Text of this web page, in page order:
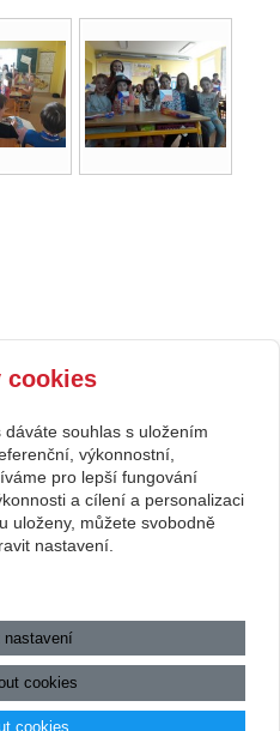
okres Uherské Hradiště, příspěvková
a
klasickou verzi
|GDPR|
.:.
cookies
souhlas s uložením
výkonnostní,
pro lepší fungování
a cílení a personalizaci
uloženy, můžete svobodně
nastavení.
nastavení
cookies
cookies